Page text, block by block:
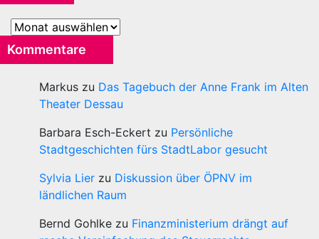
Archiv
Kommentare
Markus zu Das Tagebuch der Anne Frank im Alten
Theater Dessau
Barbara Esch-Eckert zu Persönliche
Stadtgeschichten fürs StadtLabor gesucht
Sylvia Lier zu Diskussion über ÖPNV im
ländlichen Raum
Bernd Gohlke zu Finanzministerium drängt auf